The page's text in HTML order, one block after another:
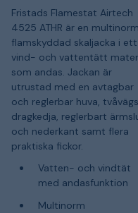
Fristads Flamestat Airtech
4525 ATHR är en multinorm
flamskyddad skaljacka i ett
vind- och vattentätt
som andas. Jackan är
utrustad med en avtagbar
och reglerbar huva, tvåvägs
dragkedja, reglerbart
och nederkant samt flera
praktiska fickor.
Vatten- och vindtät
med andasfunktion
Multinorm